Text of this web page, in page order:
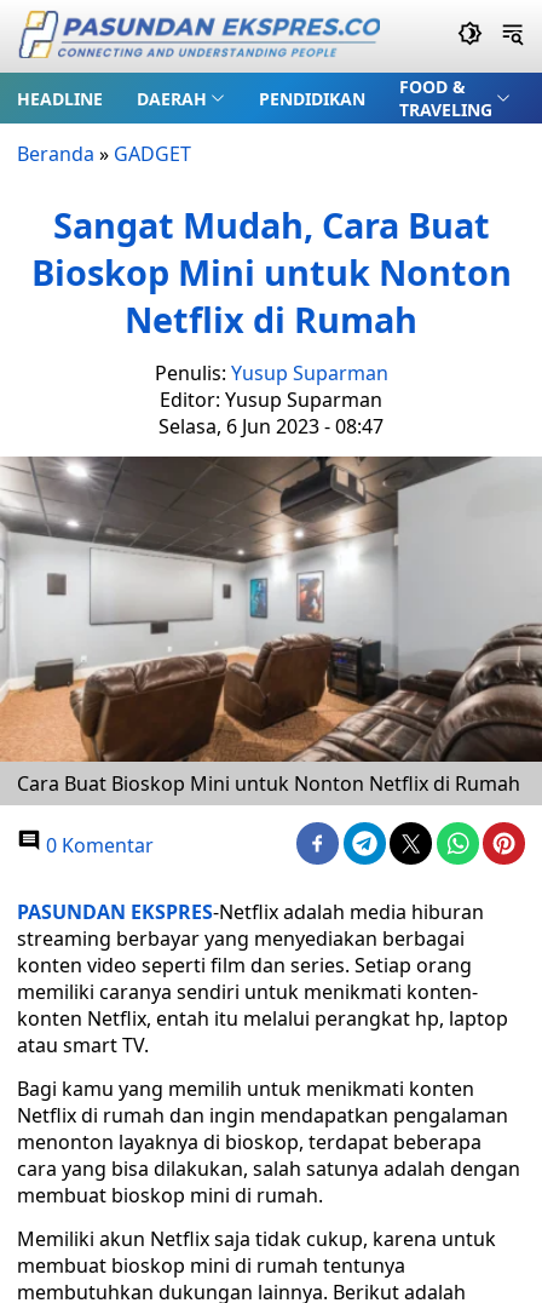
HEADLINE DAERAH PENDIDIKAN
FOOD &
TRAVELING
Beranda » GADGET
Sangat Mudah, Cara Buat
Bioskop Mini untuk Nonton
Netflix di Rumah
Penulis: Yusup Suparman
Editor: Yusup Suparman
Selasa, 6 Jun 2023 - 08:47
Cara Buat Bioskop Mini untuk Nonton Netflix di Rumah
0 Komentar
PASUNDAN EKSPRES-Netflix adalah media hiburan
streaming berbayar yang menyediakan berbagai
konten video seperti film dan series. Setiap orang
memiliki caranya sendiri untuk menikmati konten-
konten Netflix, entah itu melalui perangkat hp, laptop
atau smart TV.
Bagi kamu yang memilih untuk menikmati konten
Netflix di rumah dan ingin mendapatkan pengalaman
menonton layaknya di bioskop, terdapat beberapa
cara yang bisa dilakukan, salah satunya adalah dengan
membuat bioskop mini di rumah.
Memiliki akun Netflix saja tidak cukup, karena untuk
membuat bioskop mini di rumah tentunya
membutuhkan dukungan lainnya. Berikut adalah